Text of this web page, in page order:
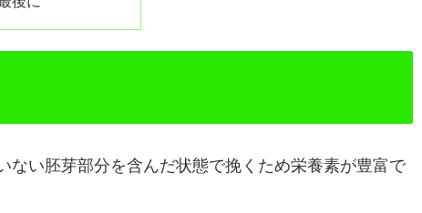
ない胚芽部分を含んだ状態で挽くため栄養素が豊富で